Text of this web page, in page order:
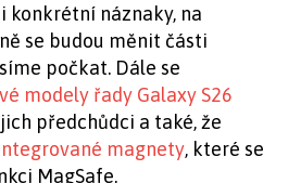
konkrétní náznaky, na
se budou měnit části
počkat. Dále se
modely řady Galaxy S26
předchůdci a také, že
magnety, které se
MagSafe.